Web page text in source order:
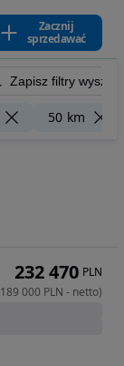
Zacznij
sprzedawać
Zapisz filtry
50 km
232 470 PLN
189 000 PLN - netto)